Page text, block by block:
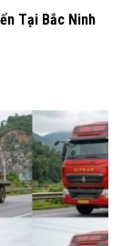
Tại Bắc Ninh